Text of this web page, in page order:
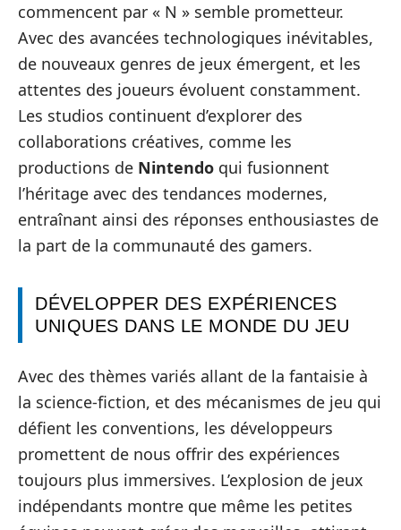
commencent par « N » semble prometteur.
Avec des avancées technologiques inévitables,
de nouveaux genres de jeux émergent, et les
attentes des joueurs évoluent constamment.
Les studios continuent d’explorer des
collaborations créatives, comme les
productions de Nintendo qui fusionnent
l’héritage avec des tendances modernes,
entraînant ainsi des réponses enthousiastes de
la part de la communauté des gamers.
DÉVELOPPER DES EXPÉRIENCES
UNIQUES DANS LE MONDE DU JEU
Avec des thèmes variés allant de la fantaisie à
la science-fiction, et des mécanismes de jeu qui
défient les conventions, les développeurs
promettent de nous offrir des expériences
toujours plus immersives. L’explosion de jeux
indépendants montre que même les petites